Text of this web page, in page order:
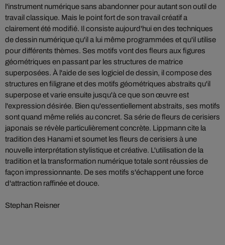
l'instrument numérique sans abandonner pour autant son outil de
travail classique. Mais le point fort de son travail créatif a
clairement été modifié. Il consiste aujourd'hui en des techniques
de dessin numérique qu'il a lui même programmées et qu'il utilise
pour différents thèmes. Ses motifs vont des fleurs aux figures
géométriques en passant par les structures de matrice
superposées. À l'aide de ses logiciel de dessin, il compose des
structures en filigrane et des motifs géométriques abstraits qu'il
superpose et varie ensuite jusqu'à ce que son œuvre est
l'expression désirée. Bien qu'essentiellement abstraits, ses motifs
sont quand même reliés au concret. Sa série de fleurs de cerisiers
japonais se révèle particulièrement concrète. Lippmann cite la
tradition des Hanami et soumet les fleurs de cerisiers à une
nouvelle interprétation stylistique et créative. L'utilisation de la
tradition et la transformation numérique totale sont réussies de
façon impressionnante. De ses motifs s'échappent une force
d'attraction raffinée et douce.
Stephan Reisner